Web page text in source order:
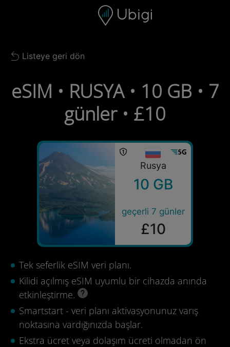
Gezinme çubuğu Alt bilgi
Back to list
Listeye geri dön
eSIM • RUSYA • 10 GB • 7
günler • £10
Rusya
10 GB
geçerli 7 günler
£10
Tek seferlik eSIM veri planı.
Kilidi açılmış eSIM uyumlu bir cihazda anında
etkinleştirme.
Smartstart - veri planı aktivasyonunuz varış
noktasına vardığınızda başlar.
Ekstra ücret veya dolaşım ücreti olmadan ön